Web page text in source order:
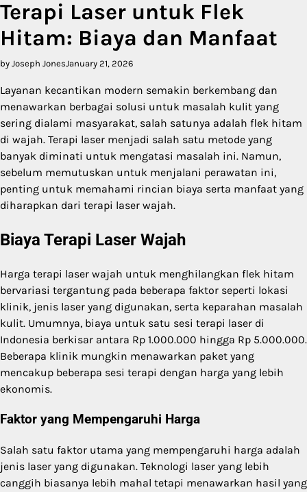
Terapi Laser untuk Flek
Hitam: Biaya dan Manfaat
by Joseph JonesJanuary 21, 2026
Layanan kecantikan modern semakin berkembang dan
menawarkan berbagai solusi untuk masalah kulit yang
sering dialami masyarakat, salah satunya adalah flek hitam
di wajah. Terapi laser menjadi salah satu metode yang
banyak diminati untuk mengatasi masalah ini. Namun,
sebelum memutuskan untuk menjalani perawatan ini,
penting untuk memahami rincian biaya serta manfaat yang
diharapkan dari terapi laser wajah.
Biaya Terapi Laser Wajah
Harga terapi laser wajah untuk menghilangkan flek hitam
bervariasi tergantung pada beberapa faktor seperti lokasi
klinik, jenis laser yang digunakan, serta keparahan masalah
kulit. Umumnya, biaya untuk satu sesi terapi laser di
Indonesia berkisar antara Rp 1.000.000 hingga Rp 5.000.000.
Beberapa klinik mungkin menawarkan paket yang
mencakup beberapa sesi terapi dengan harga yang lebih
ekonomis.
Faktor yang Mempengaruhi Harga
Salah satu faktor utama yang mempengaruhi harga adalah
jenis laser yang digunakan. Teknologi laser yang lebih
canggih biasanya lebih mahal tetapi menawarkan hasil yang